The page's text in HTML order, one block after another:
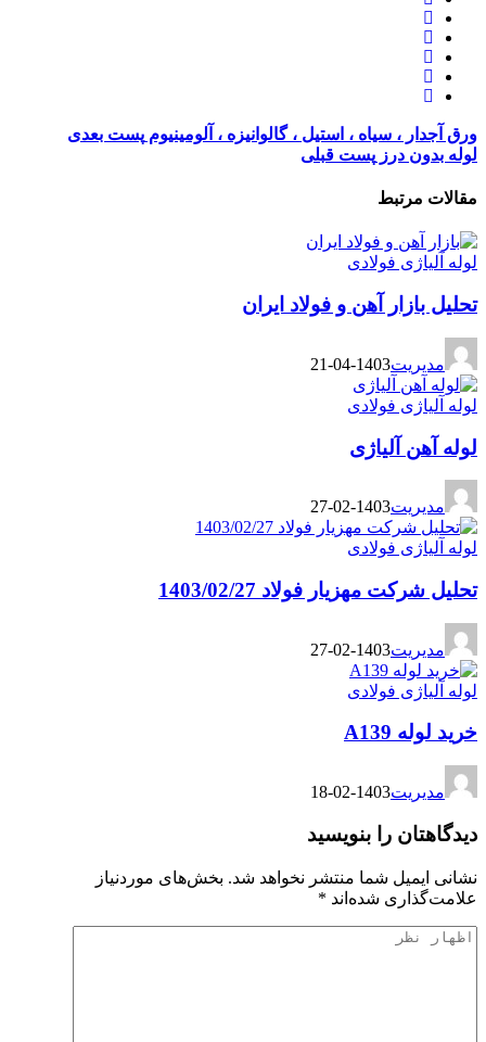
ورق آجدار ، سیاه ، استیل ، گالوانیزه ، آلومینیوم پست بعدی
لوله بدون درز پست قبلی
مقالات مرتبط
لوله آلیاژی فولادی
تحلیل بازار آهن و فولاد ایران
مدیریت1403-04-21
لوله آلیاژی فولادی
لوله آهن آلیاژی
مدیریت1403-02-27
لوله آلیاژی فولادی
تحلیل شرکت مهزیار فولاد 1403/02/27
مدیریت1403-02-27
لوله آلیاژی فولادی
خرید لوله A139
مدیریت1403-02-18
دیدگاهتان را بنویسید
نشانی ایمیل شما منتشر نخواهد شد. بخش‌های موردنیاز
علامت‌گذاری شده‌اند *